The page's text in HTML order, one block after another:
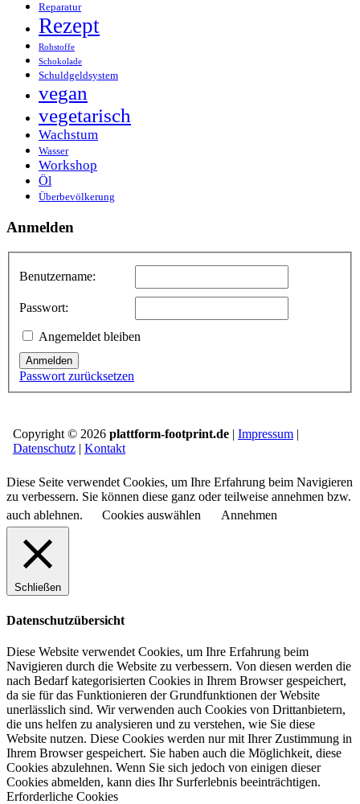
Reparatur
Rezept
Rohstoffe
Schokolade
Schuldgeldsystem
vegan
vegetarisch
Wachstum
Wasser
Workshop
Öl
Überbevölkerung
Anmelden
Benutzername:
Passwort:
Angemeldet bleiben
Anmelden
Passwort zurücksetzen
Copyright © 2026 plattform-footprint.de | Impressum |
Datenschutz | Kontakt
Diese Seite verwendet Cookies, um Ihre Erfahrung beim Navigieren
zu verbessern. Sie können diese ganz oder teilweise annehmen bzw.
auch ablehnen.
Cookies auswählen Annehmen
Schließen
Datenschutzübersicht
Diese Website verwendet Cookies, um Ihre Erfahrung beim
Navigieren durch die Website zu verbessern. Von diesen werden die
nach Bedarf kategorisierten Cookies in Ihrem Browser gespeichert,
da sie für das Funktionieren der Grundfunktionen der Website
unerlässlich sind. Wir verwenden auch Cookies von Drittanbietern,
die uns helfen zu analysieren und zu verstehen, wie Sie diese
Website nutzen. Diese Cookies werden nur mit Ihrer Zustimmung in
Ihrem Browser gespeichert. Sie haben auch die Möglichkeit, diese
Cookies abzulehnen. Wenn Sie sich jedoch von einigen dieser
Cookies abmelden, kann dies Ihr Surferlebnis beeinträchtigen.
Erforderliche Cookies